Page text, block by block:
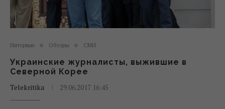
Интервью Обзоры СМИ
Украинские журналисты, выжившие в
Северной Корее
Telekritika
29.06.2017 16:45